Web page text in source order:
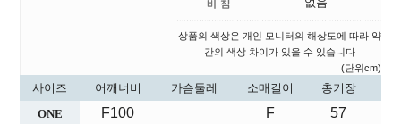
상품의 색상은 개인 모니터의 해상도에 따라 약
간의 색상 차이가 있을 수 있습니다
(단위cm)
사이즈 어깨너비 가슴둘레 소매길이
총기장
ONE
F100 F 57